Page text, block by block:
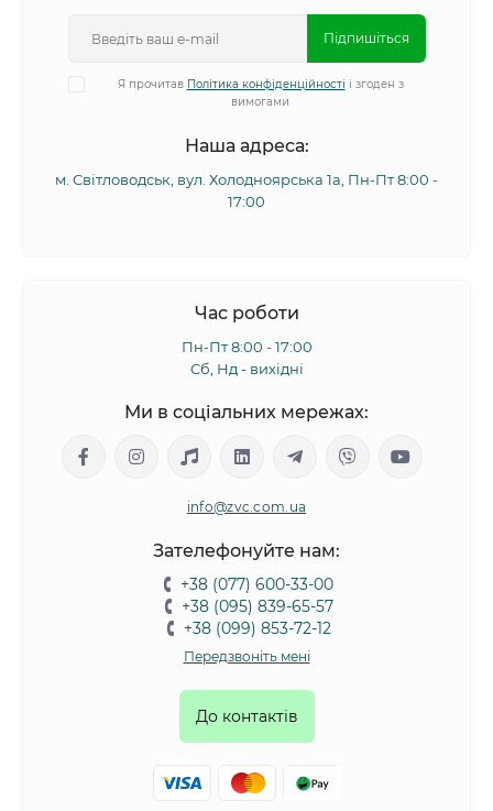
Підпишіться
Я прочитав Політика конфіденційності і згоден з
вимогами
Наша адреса:
м. Світловодськ, вул. Холодноярська 1а, Пн-Пт 8:00 -
17:00
Час роботи
Пн-Пт 8:00 - 17:00
Сб, Нд - вихідні
Ми в соціальних мережах:
info@zvc.com.ua
Зателефонуйте нам:
+38 (077) 600-33-00
+38 (095) 839-65-57
+38 (099) 853-72-12
Передзвоніть мені
До контактів